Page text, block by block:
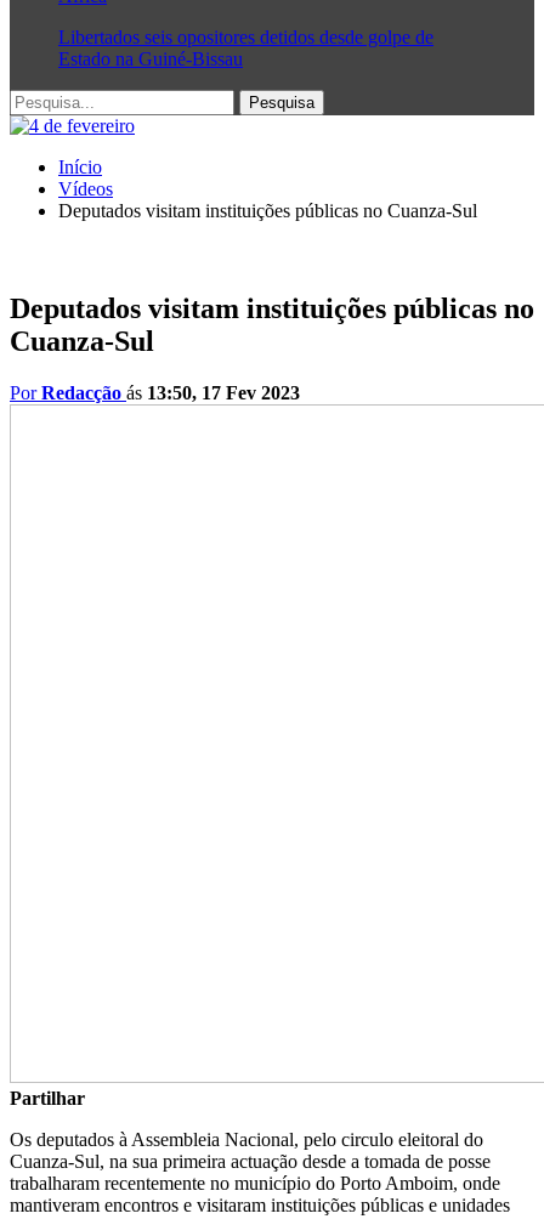
Libertados seis opositores detidos desde golpe de
Estado na Guiné-Bissau
Início
Vídeos
Deputados visitam instituições públicas no Cuanza-Sul
Deputados visitam instituições públicas no
Cuanza-Sul
PorRedacção ás 13:50, 17 Fev 2023
Partilhar
Os deputados à Assembleia Nacional, pelo circulo eleitoral do
Cuanza-Sul, na sua primeira actuação desde a tomada de posse
trabalharam recentemente no município do Porto Amboim, onde
mantiveram encontros e visitaram instituições públicas e unidades